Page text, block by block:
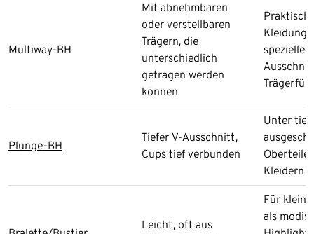
Multiway-BH
Mit abnehmbaren
oder verstellbaren
Trägern, die
unterschiedlich
getragen werden
können
Praktisch
speziellen
Plunge-BH
Tiefer V-Ausschnitt,
Cups tief verbunden
Unter tief
Kleidern
Leicht, oft aus
Für
als